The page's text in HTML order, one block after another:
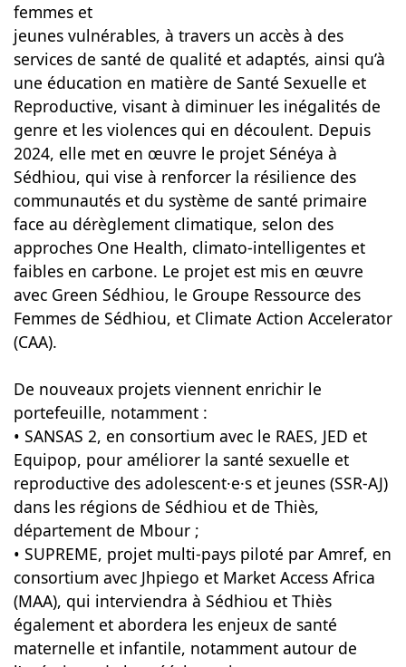
femmes et
jeunes vulnérables, à travers un accès à des
services de santé de qualité et adaptés, ainsi qu’à
une éducation en matière de Santé Sexuelle et
Reproductive, visant à diminuer les inégalités de
genre et les violences qui en découlent. Depuis
2024, elle met en œuvre le projet Sénéya à
Sédhiou, qui vise à renforcer la résilience des
communautés et du système de santé primaire
face au dérèglement climatique, selon des
approches One Health, climato-intelligentes et
faibles en carbone. Le projet est mis en œuvre
avec Green Sédhiou, le Groupe Ressource des
Femmes de Sédhiou, et Climate Action Accelerator
(CAA).
De nouveaux projets viennent enrichir le
portefeuille, notamment :
• SANSAS 2, en consortium avec le RAES, JED et
Equipop, pour améliorer la santé sexuelle et
reproductive des adolescent·e·s et jeunes (SSR-AJ)
dans les régions de Sédhiou et de Thiès,
département de Mbour ;
• SUPREME, projet multi-pays piloté par Amref, en
consortium avec Jhpiego et Market Access Africa
(MAA), qui interviendra à Sédhiou et Thiès
également et abordera les enjeux de santé
maternelle et infantile, notamment autour de